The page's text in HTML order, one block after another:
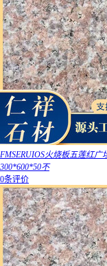
FMSERUIOS火烧板五莲红
300*600*50不
0条评价